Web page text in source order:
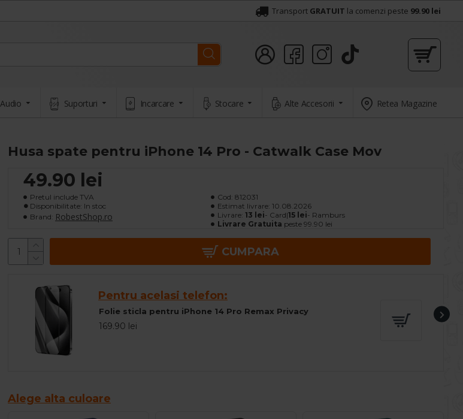
Transport GRATUIT la comenzi peste 99.90 lei
Audio Suporturi Incarcare Stocare Alte Accesorii Retea Magazine
Husa spate pentru iPhone 14 Pro - Catwalk Case Mov
49.90 lei
Pretul include TVA
Disponibilitate: In stoc
Brand: RobestShop.ro
Cod: 812031
Estimat livrare: 10.08.2026
Livrare: 13 lei- Card|15 lei- Ramburs
Livrare Gratuita peste 99.90 lei
CUMPARA
Pentru acelasi telefon:
Folie sticla pentru iPhone 14 Pro Remax Privacy
169.90 lei
Alege alta culoare